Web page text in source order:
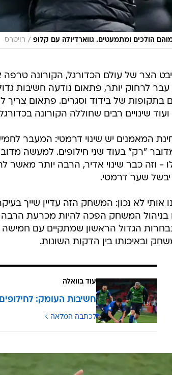
הולכים ומתמעטים. גווארדיולה עם קלופ / רויטרס
הצר של עולם הכדורגל, הקורונה
עבר לרחוק יותר, פתאום נודעה חשיבות
בתקופות של בידוד וסגרים. פתאום
ועוד שינויים רבים שחוללה הקורונה
המאמנים יש שינוי דרמטי: המעבר
"רק" בעוד שני חילופים. למעשה
- וזה כבר שינוי אדיר, הרבה יותר מאשר
שער דרמטי.
אותי לא נכון: המשחק הזה עדיין שייך
המשחק הפכה להיות מכרעת הרבה
הגדול הראשון שמתקיים עם חמישה
ובאיכותו בין הדקות השונות.
עוד בוואלה
חשיבות העומק:
לכתבה המלאה